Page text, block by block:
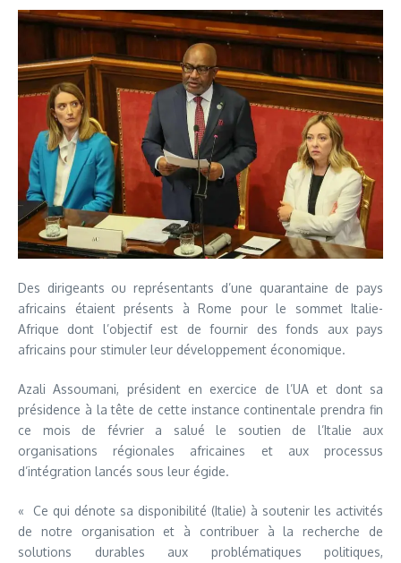
Des dirigeants ou représentants d’une quarantaine de pays
africains étaient présents à Rome pour le sommet Italie-
Afrique dont l’objectif est de fournir des fonds aux pays
africains pour stimuler leur développement économique.
Azali Assoumani, président en exercice de l’UA et dont sa
présidence à la tête de cette instance continentale prendra fin
ce mois de février a salué le soutien de l’Italie aux
organisations régionales africaines et aux processus
d’intégration lancés sous leur égide.
« Ce qui dénote sa disponibilité (Italie) à soutenir les activités
de notre organisation et à contribuer à la recherche de
solutions durables aux problématiques politiques,